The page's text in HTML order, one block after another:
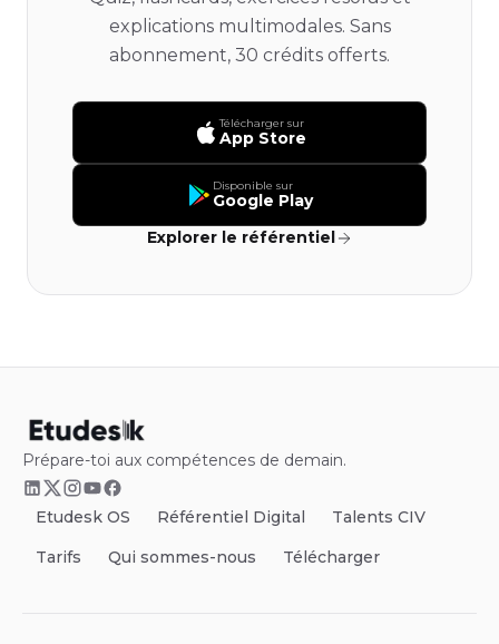
explications multimodales. Sans
abonnement, 30 crédits offerts.
Télécharger sur
App Store
Disponible sur
Google Play
Explorer le référentiel
Prépare-toi aux compétences de demain.
Etudesk OS Référentiel Digital
Talents CIV
Tarifs
Qui sommes-nous Télécharger